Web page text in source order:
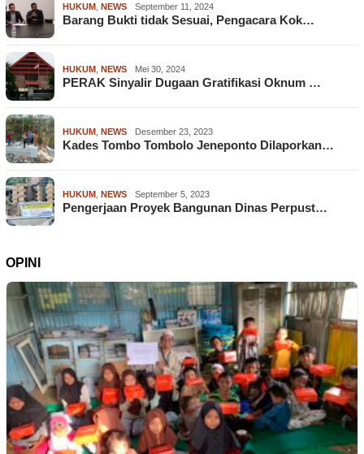
HUKUM NEWS September 11, 2024
Barang Bukti tidak Sesuai, Pengacara Kok…
HUKUM NEWS Mei 30, 2024
PERAK Sinyalir Dugaan Gratifikasi Oknum …
HUKUM NEWS Desember 23, 2023
Kades Tombo Tombolo Jeneponto Dilaporkan…
HUKUM NEWS September 5, 2023
Pengerjaan Proyek Bangunan Dinas Perpust…
OPINI